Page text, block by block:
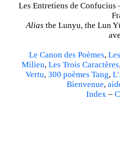
Les Entretiens de
Alias the Lunyu, the Lun
Le Canon des Poèmes,
Milieu, Les Trois Caractères
Vertu, 300 poèmes Tang,
Bienvenue,
Index –